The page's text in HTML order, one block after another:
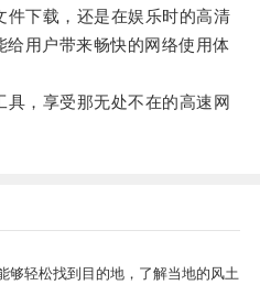
下载，还是在娱乐时的高清
用户带来畅快的网络使用体
，享受那无处不在的高速网
够轻松找到目的地，了解当地的风土